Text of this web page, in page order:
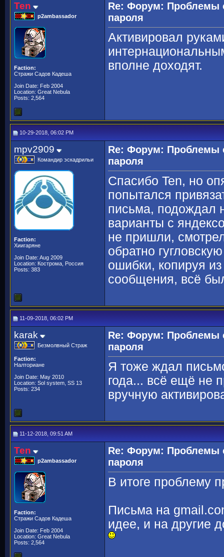
Ten
p2ambassador
Faction:
Стражи Садов Кадеша
Join Date: Feb 2004
Location: Great Nebula
Posts: 2,564
Re: Форум: Проблемы
пароля
Активировал
вполне доходят.
10-29-2018, 06:02 PM
mpv2909
Командир эскадрильи
Faction:
Хиигаряне
Join Date: Aug 2009
Location: Кострома, Россия
Posts: 383
Re: Форум: Проблемы
пароля
Спасибо Ten, но
попытался
письма, подождал
варианты с
не пришли,
обратно
ошибки, копируя
сообщения, всё
11-09-2018, 06:02 PM
karak
Безмолвный Страж
Faction:
Налториане
Join Date: May 2010
Location: Sol system, SS 13
Posts: 234
Re: Форум: Проблемы
пароля
Я тоже ждал
года... всё ещё не
вручную
11-12-2018, 09:51 AM
Ten
p2ambassador
Faction:
Стражи Садов Кадеша
Join Date: Feb 2004
Location: Great Nebula
Posts: 2,564
Re: Форум: Проблемы
пароля
В итоге проблему
Письма на
идее, и на другие